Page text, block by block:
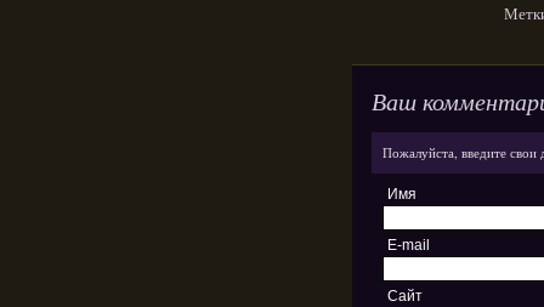
Ваш
Пожалуйста, введите
Имя
E-mail
Сайт